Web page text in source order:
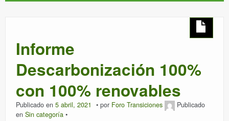
PUBLICACIONES + TIEMPO DE TRANSICIONES
RED AMIG@S DEL FORO
CANAL DE VIDEO
Informe
Descarbonización 100%
con 100% renovables
Publicado en 5 abril, 2021 por Foro Transiciones
Publicado
en Sin categoría